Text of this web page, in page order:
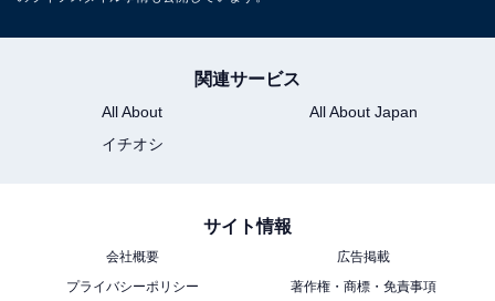
楽天で雑誌を見る
関連サービス
All About
All About Japan
イチオシ
サイト情報
会社概要
広告掲載
プライバシーポリシー
著作権・商標・免責事項